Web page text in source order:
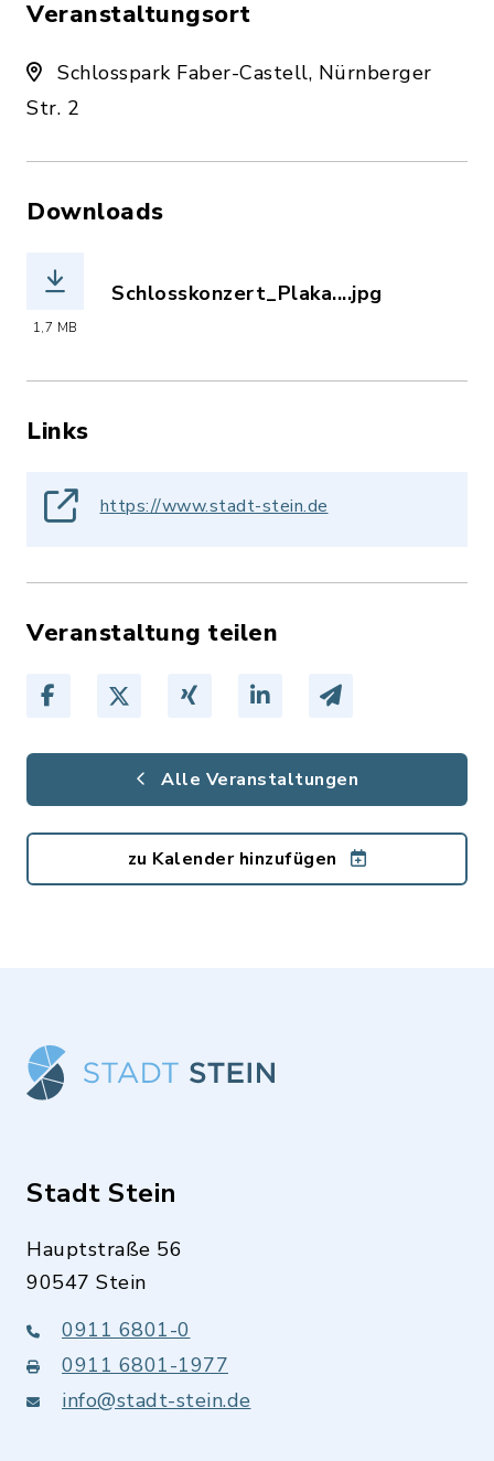
Veranstaltungsort
Schlosspark Faber-Castell, Nürnberger
Str. 2
Downloads
1,7 MB
Schlosskonzert_Plaka....jpg
Links
https://www.stadt-stein.de
Veranstaltung teilen
Alle Veranstaltungen
zu Kalender hinzufügen
Stadt Stein
Hauptstraße 56
90547 Stein
0911 6801-0
0911 6801-1977
info@stadt-stein.de